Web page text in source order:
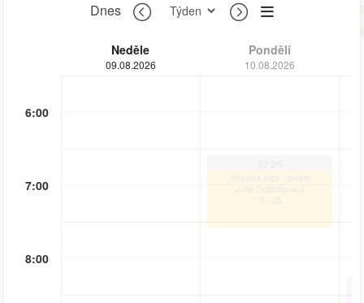
Dnes
Neděle
09.08.2026
Pondělí
10.08.2026
6:00
7:00
8:00
Vinyása jóga - online
Julie Drážďanská
25